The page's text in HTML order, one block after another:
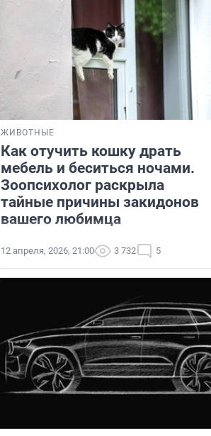
ЖИВОТНЫЕ
Как отучить кошку драть
мебель и беситься ночами.
Зоопсихолог раскрыла
тайные причины закидонов
вашего любимца
12 апреля, 2026, 21:00 3 732 5